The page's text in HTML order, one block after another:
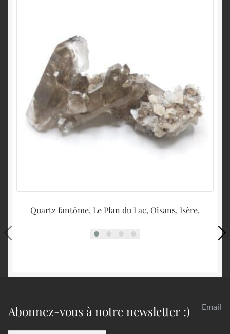
Quartz fantôme, Le Plan du Lac, Oisans, Isère.
Abonnez-vous à notre newsletter :) Email